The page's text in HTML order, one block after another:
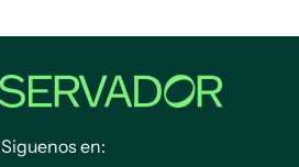
Siguenos en: